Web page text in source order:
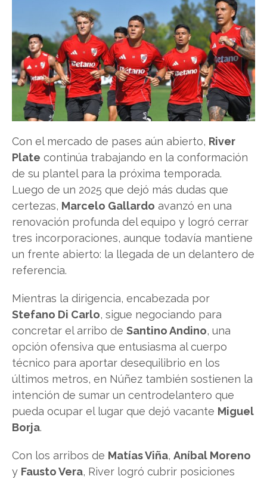
Con el mercado de pases aún abierto, River
Plate continúa trabajando en la conformación
de su plantel para la próxima temporada.
Luego de un 2025 que dejó más dudas que
certezas, Marcelo Gallardo avanzó en una
renovación profunda del equipo y logró cerrar
tres incorporaciones, aunque todavía mantiene
un frente abierto: la llegada de un delantero de
referencia.
Mientras la dirigencia, encabezada por
Stefano Di Carlo, sigue negociando para
concretar el arribo de Santino Andino, una
opción ofensiva que entusiasma al cuerpo
técnico para aportar desequilibrio en los
últimos metros, en Núñez también sostienen la
intención de sumar un centrodelantero que
pueda ocupar el lugar que dejó vacante Miguel
Borja.
Con los arribos de Matías Viña, Aníbal Moreno
y Fausto Vera, River logró cubrir posiciones